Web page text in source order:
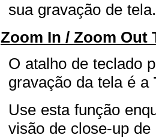
sua gravação de tela.
Zoom In / Zoom Out
O atalho de teclado
gravação da tela é a
Use esta função
visão de close-up